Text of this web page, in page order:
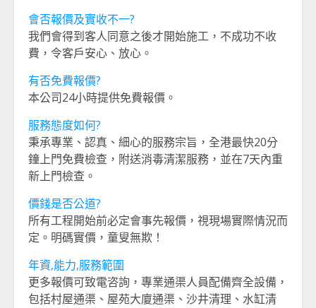
會否報價及實收不一?
我們會得到客人同意之後才開始施工，不成功不收
費，令客戶安心、放心。
有否免費報價?
本公司24小時提供免費報價。
服務態度如何?
秉承專業、認真、細心的服務宗旨，全港最快20分
鐘上門免費檢查，附送消毒清潔服務，並在7天內重
新上門檢查。
價錢是否公道?
所有工程開始前必定會事先報價，視現場實際情況而
定。明碼實價，童叟無欺！
年資,能力,服務範圍
更多報價可致電咨詢，專業通渠人員配備齊全設備，
包括村屋通渠、屋苑大廈通渠、沙井清理、水缸清